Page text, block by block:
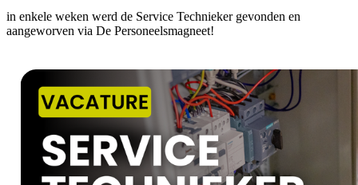
in enkele weken werd de Service Technieker gevonden en
aangeworven via De Personeelsmagneet!